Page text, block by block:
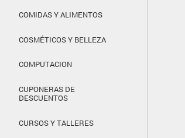
COMIDAS Y ALIMENTOS
COSMÉTICOS Y BELLEZA
COMPUTACION
CUPONERAS DE
DESCUENTOS
CURSOS Y TALLERES